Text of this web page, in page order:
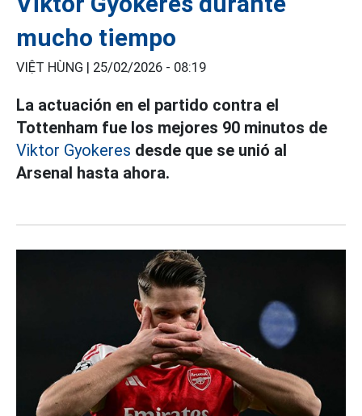
mucho tiempo
VIỆT HÙNG | 25/02/2026 - 08:19
La actuación en el partido contra el
Tottenham fue los mejores 90 minutos de
Viktor Gyokeres desde que se unió al
Arsenal hasta ahora.